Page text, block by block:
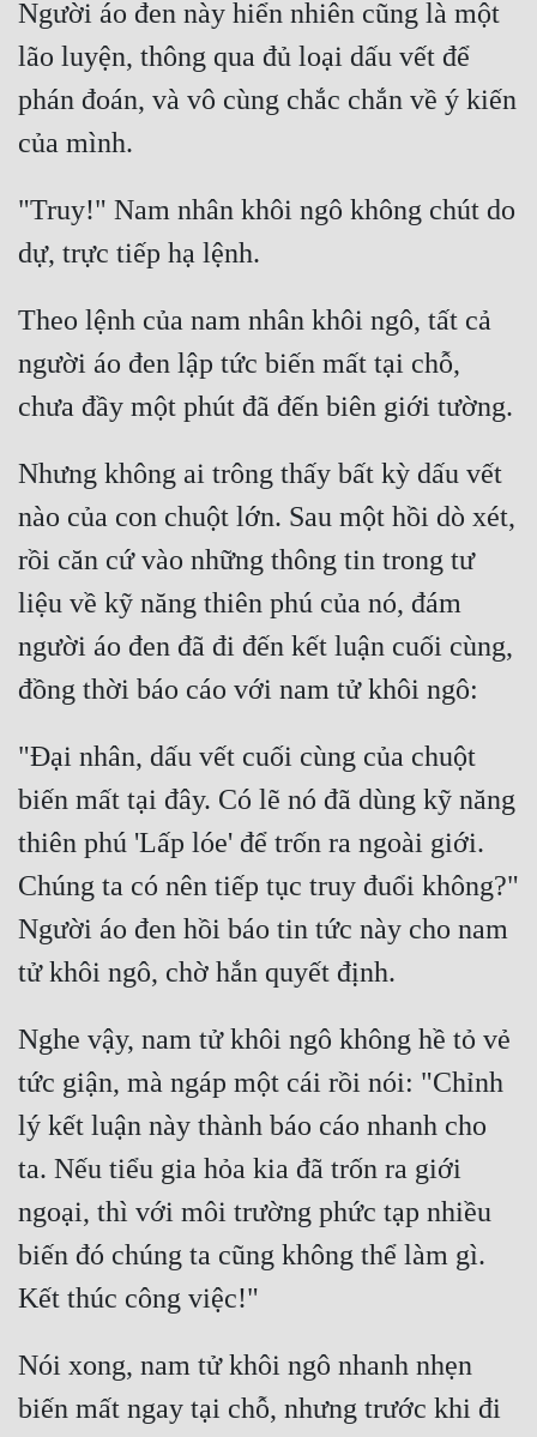
Khoa Huyễn Không Gian
Kiếm Hiệp
Kỳ Ảo
Linh Dị
Làm Giàu
Lịch Sử
Mưu Mô
Mỹ Thực
Ngôn Tình
Ngược
Nữ Cường
Nữ Phụ
Phong Thủy - Tâm Linh
Phương Tây
Phản Phái
Quan Trường
Quân Sự
Sảng Văn
Sắc
Sủng
Thanh Xuân
Tiên Hiệp
Tiểu Thuyết
Trùng Sinh
Trọng Sinh
Người áo đen này hiển nhiên cũng là một
lão luyện, thông qua đủ loại dấu vết để
phán đoán, và vô cùng chắc chắn về ý kiến
"Truy!" Nam nhân khôi ngô không chút do
Theo lệnh của nam nhân khôi ngô, tất cả
người áo đen lập tức biến mất tại chỗ,
Nhưng không ai trông thấy bất kỳ dấu vết
nào của con chuột lớn. Sau một hồi dò xét,
rồi căn cứ vào những thông tin trong tư
liệu về kỹ năng thiên phú của nó, đám
người áo đen đã đi đến kết luận cuối cùng,
"Đại nhân, dấu vết cuối cùng của chuột
biến mất tại đây. Có lẽ nó đã dùng kỹ năng
thiên phú 'Lấp lóe' để trốn ra ngoài giới.
Chúng ta có nên tiếp tục truy đuổi không?"
Người áo đen hồi báo tin tức này cho nam
Nghe vậy, nam tử khôi ngô không hề tỏ vẻ
tức giận, mà ngáp một cái rồi nói: "Chỉnh
lý kết luận này thành báo cáo nhanh cho
ta. Nếu tiểu gia hỏa kia đã trốn ra giới
ngoại, thì với môi trường phức tạp nhiều
biến đó chúng ta cũng không thể làm gì.
Nói xong, nam tử khôi ngô nhanh nhẹn
biến mất ngay tại chỗ, nhưng trước khi đi